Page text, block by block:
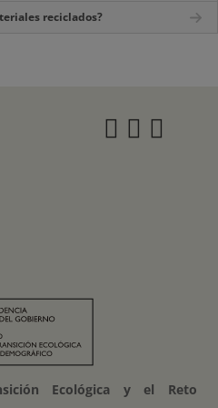
reciclados?
Ecológica y el Reto